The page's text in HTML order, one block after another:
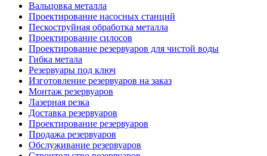
Вальцовка металла
Проектирование насосных станций
Пескоструйная обработка металла
Проектирование силосов
Проектирование резервуаров для чистой воды
Гибка метала
Резервуары под ключ
Изготовление резервуаров на заказ
Монтаж резервуаров
Лазерная резка
Доставка резервуаров
Проектирование резервуаров
Продажа резервуаров
Обслуживание резервуаров